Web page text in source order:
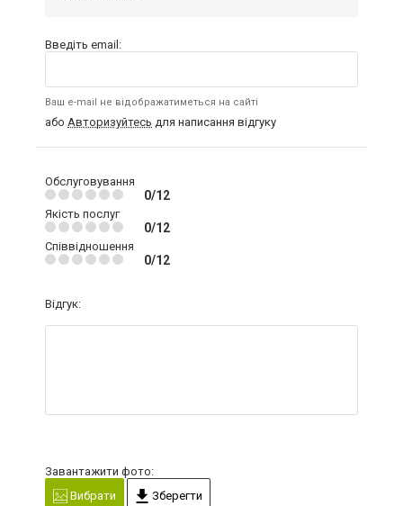
Введіть email:
Ваш e-mail не відображатиметься на сайті
або Авторизуйтесь для написання відгуку
Обслуговування
0/12
Якість послуг
0/12
Співвідношення
0/12
Відгук:
Завантажити фото:
Вибрати
Зберегти